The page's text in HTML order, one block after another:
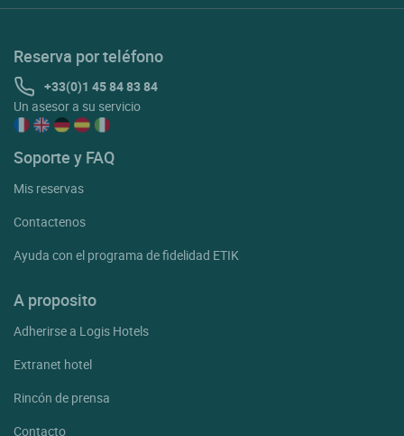
Reserva por teléfono
+33(0)1 45 84 83 84
Un asesor a su servicio
Soporte y FAQ
Mis reservas
Contactenos
Ayuda con el programa de fidelidad ETIK
A proposito
Adherirse a Logis Hotels
Extranet hotel
Rincón de prensa
Contacto